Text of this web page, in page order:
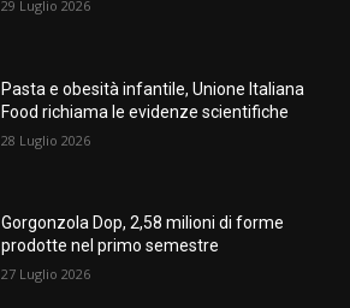
29 Luglio 2026
Pasta e obesità infantile, Unione Italiana
Food richiama le evidenze scientifiche
28 Luglio 2026
Gorgonzola Dop, 2,58 milioni di forme
prodotte nel primo semestre
27 Luglio 2026